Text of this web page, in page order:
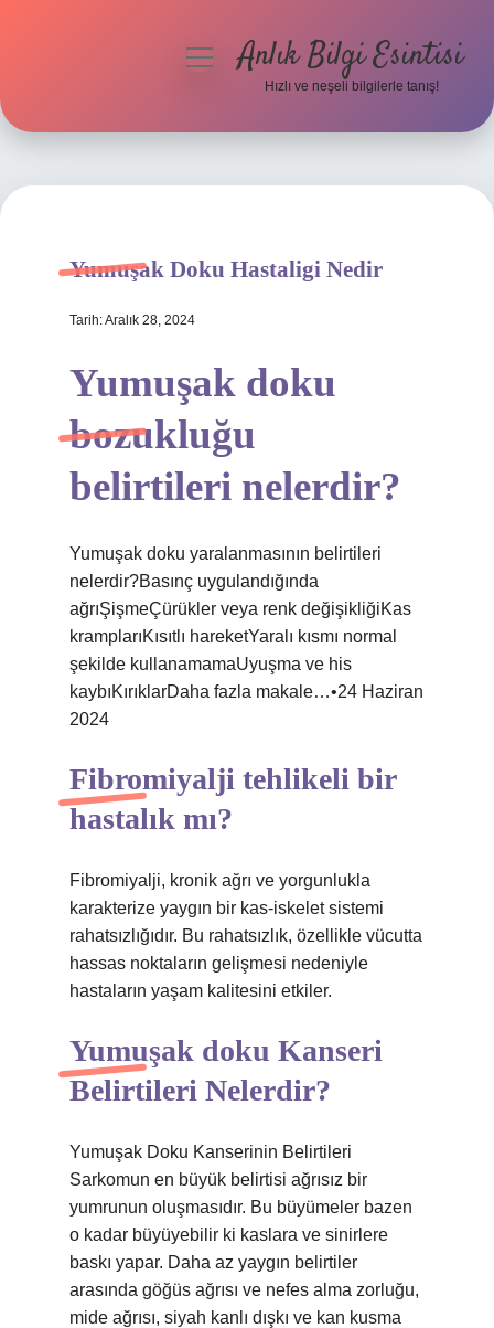
Hakkımızda
menüyüAnlık Bilgi Esintisi
Hızlı ve neşeli bilgilerle tanış!
Yumuşak Doku Hastaligi Nedir
Tarih: Aralık 28, 2024
Yumuşak doku
bozukluğu
belirtileri nelerdir?
Yumuşak doku yaralanmasının belirtileri
nelerdir?Basınç uygulandığında
ağrıŞişmeÇürükler veya renk değişikliğiKas
kramplarıKısıtlı hareketYaralı kısmı normal
şekilde kullanamamaUyuşma ve his
kaybıKırıklarDaha fazla makale…•24 Haziran
2024
Fibromiyalji tehlikeli bir
hastalık mı?
Fibromiyalji, kronik ağrı ve yorgunlukla
karakterize yaygın bir kas-iskelet sistemi
rahatsızlığıdır. Bu rahatsızlık, özellikle vücutta
hassas noktaların gelişmesi nedeniyle
hastaların yaşam kalitesini etkiler.
Yumuşak doku Kanseri
Belirtileri Nelerdir?
Yumuşak Doku Kanserinin Belirtileri
Sarkomun en büyük belirtisi ağrısız bir
yumrunun oluşmasıdır. Bu büyümeler bazen
o kadar büyüyebilir ki kaslara ve sinirlere
baskı yapar. Daha az yaygın belirtiler
arasında göğüs ağrısı ve nefes alma zorluğu,
mide ağrısı, siyah kanlı dışkı ve kan kusma